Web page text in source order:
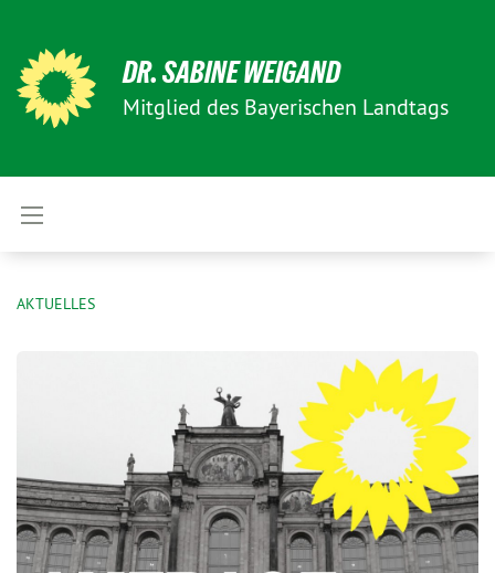
DR. SABINE WEIGAND
Mitglied des Bayerischen Landtags
AKTUELLES